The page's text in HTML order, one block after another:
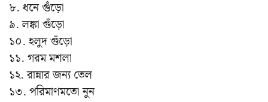
৮. ধনে গুঁড়ো
৯. লঙ্কা গুঁড়ো
১০. হলুদ গুঁড়ো
১১. গরম মশলা
১২. রান্নার জন্য তেল
১৩. পরিমাণমতো নুন